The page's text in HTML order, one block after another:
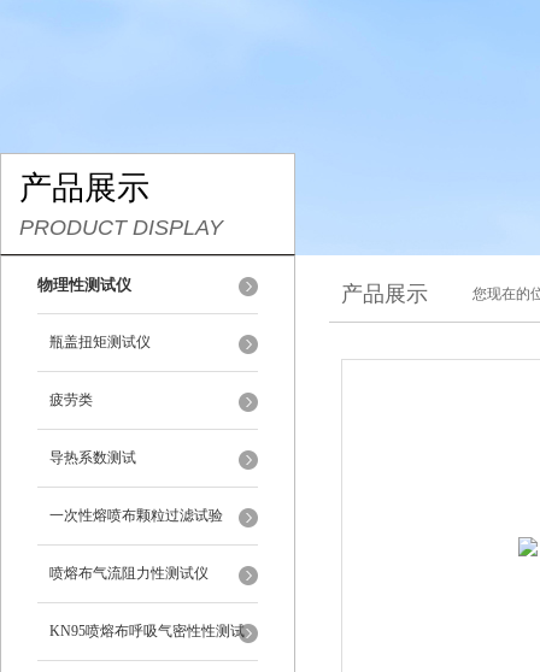
产品展示
PRODUCT DISPLAY
物理性测试仪
瓶盖扭矩测试仪
疲劳类
导热系数测试
一次性熔喷布颗粒过滤试验
喷熔布气流阻力性测试仪
KN95喷熔布呼吸气密性性测试
产品展示 您现在的